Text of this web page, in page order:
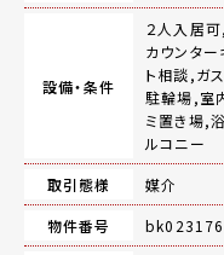
設備・条件
２人入居
カウンタ
ト相談,ガ
駐輪場,室
ミ置き場,
ルコニー
取引態様
媒介
物件番号
bk023176